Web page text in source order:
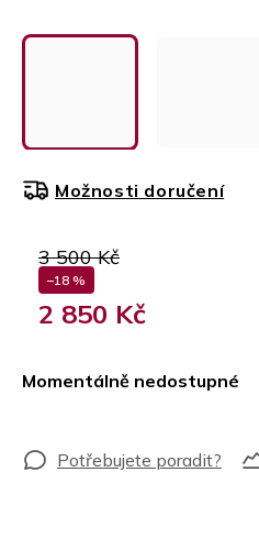
3 500 Kč
–18 %
2 850 Kč
Momentálně nedostupné
Možnosti doručení